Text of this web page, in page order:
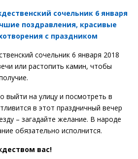
сочельник 6 января
поздравления, красивые
с праздником
сочельник 6 января 2018
или растопить камин, чтобы
выйти на улицу и посмотреть в
в этот праздничный вечер
– загадайте желание. В народе
обязательно исполнится.
вас!